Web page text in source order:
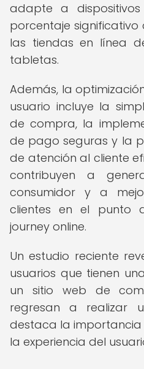
adapte a
porcentaje
las tiendas en línea
tabletas.
Además, la
usuario incluye la
de compra, la
de pago seguras y la
de atención al cliente
contribuyen a
consumidor y a
clientes en el punto
journey online.
Un estudio reciente
usuarios que tienen
un sitio web de
regresan a realizar
destaca la
la experiencia del